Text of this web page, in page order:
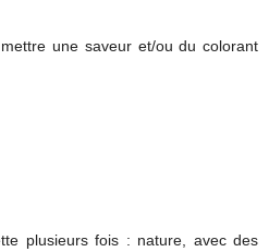
une saveur et/ou du colorant
plusieurs fois : nature, avec des